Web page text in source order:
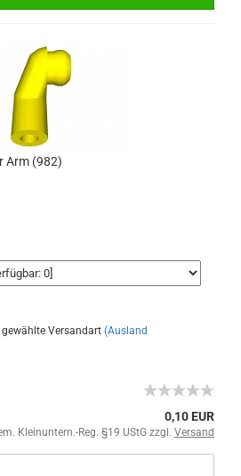
Arm (982)
gewählte Versandart (Ausland
0,10 EUR
Kleinuntern.-Reg. §19 UStG zzgl. Versand